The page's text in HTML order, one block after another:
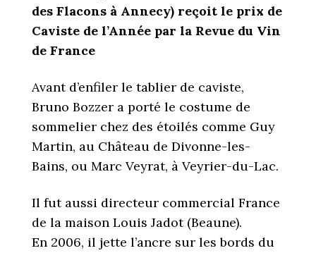
des Flacons à Annecy) reçoit le prix de
Caviste de l’Année par la Revue du Vin
de France
Avant d’enfiler le tablier de caviste,
Bruno Bozzer a porté le costume de
sommelier chez des étoilés comme Guy
Martin, au Château de Divonne-les-
Bains, ou Marc Veyrat, à Veyrier-du-Lac.
Il fut aussi directeur commercial France
de la maison Louis Jadot (Beaune).
En 2006, il jette l’ancre sur les bords du